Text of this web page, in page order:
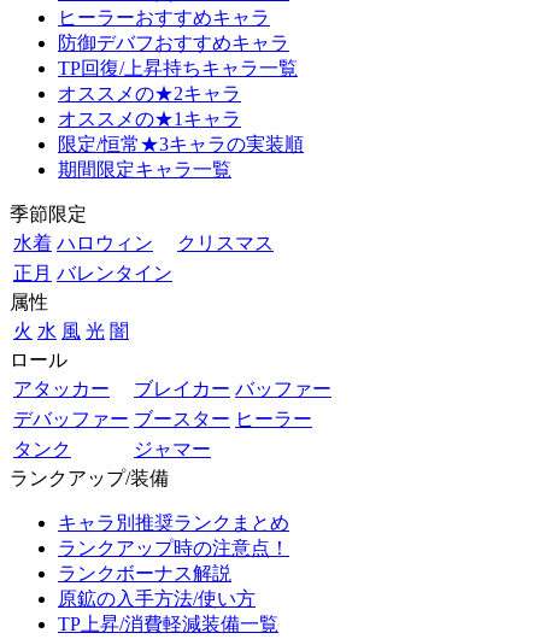
ヒーラーおすすめキャラ
防御デバフおすすめキャラ
TP回復/上昇持ちキャラ一覧
オススメの★2キャラ
オススメの★1キャラ
限定/恒常★3キャラの実装順
期間限定キャラ一覧
季節限定
水着 ハロウィン
クリスマス
正月 バレンタイン
属性
火 水 風 光 闇
ロール
アタッカー
ブレイカー バッファー
デバッファー ブースター ヒーラー
タンク
ジャマー
ランクアップ/装備
キャラ別推奨ランクまとめ
ランクアップ時の注意点！
ランクボーナス解説
原鉱の入手方法/使い方
TP上昇/消費軽減装備一覧